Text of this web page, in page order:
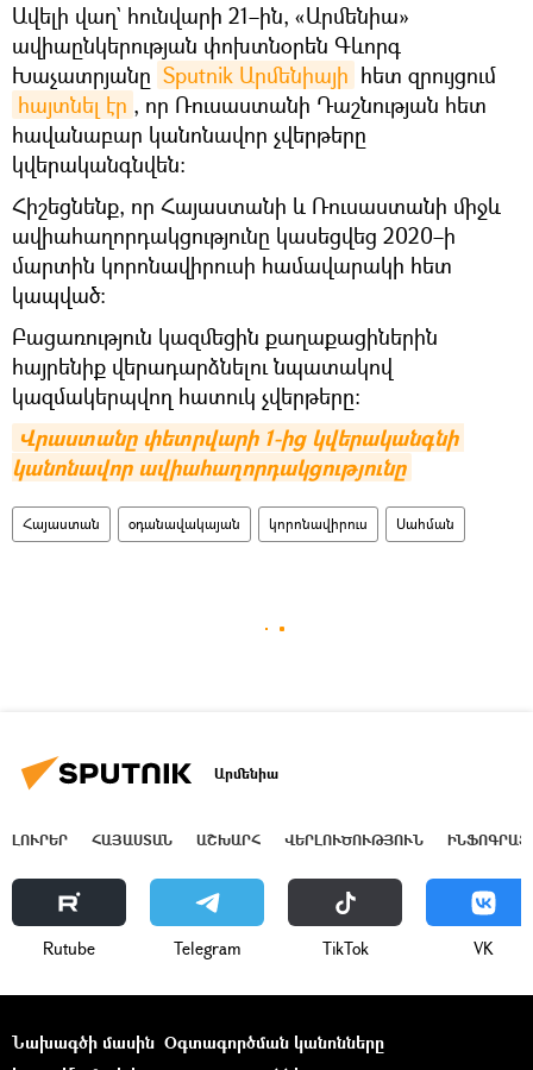
Ավելի վաղ` հունվարի 21–ին, «Արմենիա»
ավիաընկերության փոխտնօրեն Գևորգ
Խաչատրյանը Sputnik Արմենիայի հետ զրույցում
հայտնել էր , որ Ռուսաստանի Դաշնության հետ
հավանաբար կանոնավոր չվերթերը
կվերականգնվեն:
Հիշեցնենք, որ Հայաստանի և Ռուսաստանի միջև
ավիահաղորդակցությունը կասեցվեց 2020–ի
մարտին կորոնավիրուսի համավարակի հետ
կապված։
Բացառություն կազմեցին քաղաքացիներին
հայրենիք վերադարձնելու նպատակով
կազմակերպվող հատուկ չվերթերը։
Վրաստանը փետրվարի 1-ից կվերականգնի
կանոնավոր ավիահաղորդակցությունը
Հայաստան օդանավակայան կորոնավիրուս Սահման
Արմենիա
ԼՈՒՐԵՐ ՀԱՅԱՍՏԱՆ ԱՇԽԱՐՀ ՎԵՐԼՈՒԾՈՒԹՅՈՒՆ
Rutube Telegram ТikТоk VK
Նախագծի մասին Օգտագործման կանոնները